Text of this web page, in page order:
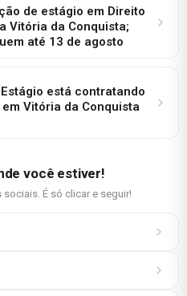
de estágio em Direito
Vitória da Conquista;
até 13 de agosto
está contratando
Vitória da Conquista
você estiver!
É só clicar e seguir!